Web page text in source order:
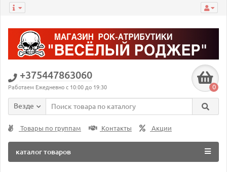
+375447863060
Работаем Ежедневно с 10:00 до 19:30 0
Везде
Товары по группам Контакты Акции
каталог товаров